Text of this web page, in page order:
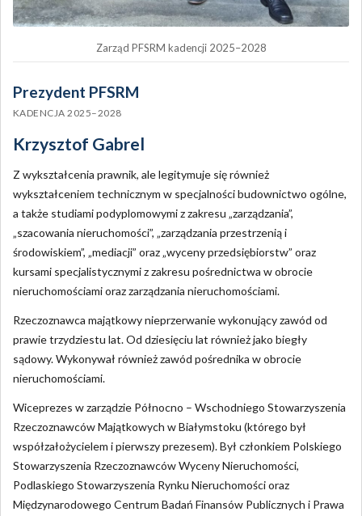
Zarząd PFSRM kadencji 2025–2028
Prezydent PFSRM
KADENCJA 2025–2028
Krzysztof Gabrel
Z wykształcenia prawnik, ale legitymuje się również
wykształceniem technicznym w specjalności budownictwo ogólne,
a także studiami podyplomowymi z zakresu „zarządzania”,
„szacowania nieruchomości”, „zarządzania przestrzenią i
środowiskiem”, „mediacji” oraz „wyceny przedsiębiorstw” oraz
kursami specjalistycznymi z zakresu pośrednictwa w obrocie
nieruchomościami oraz zarządzania nieruchomościami.
Rzeczoznawca majątkowy nieprzerwanie wykonujący zawód od
prawie trzydziestu lat. Od dziesięciu lat również jako biegły
sądowy. Wykonywał również zawód pośrednika w obrocie
nieruchomościami.
Wiceprezes w zarządzie Północno – Wschodniego Stowarzyszenia
Rzeczoznawców Majątkowych w Białymstoku (którego był
współzałożycielem i pierwszy prezesem). Był członkiem Polskiego
Stowarzyszenia Rzeczoznawców Wyceny Nieruchomości,
Podlaskiego Stowarzyszenia Rynku Nieruchomości oraz
Międzynarodowego Centrum Badań Finansów Publicznych i Prawa